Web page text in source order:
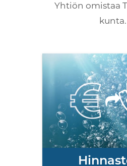
Yhtiön omistaa
kunta.